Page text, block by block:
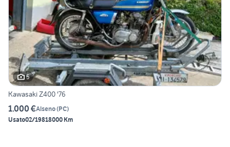
5
Kawasaki Z400 '76
1.000 €Alseno(PC)
Usato02/19818000 Km